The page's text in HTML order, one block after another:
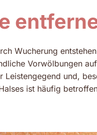
Wucherung
Vorwölbungen
und,
ist häufig